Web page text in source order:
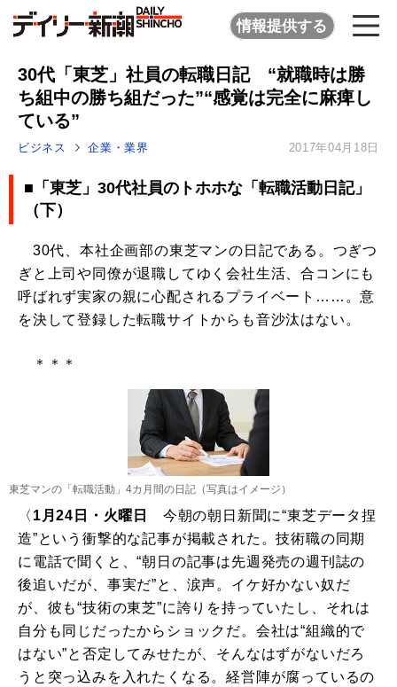
情報提供する
30代「東芝」社員の転職日記 “就職時は勝
ち組中の勝ち組だった”“感覚は完全に麻痺し
ている”
ビジネス 企業・業界 2017年04月18日
■「東芝」30代社員のトホホな「転職活動日記」
（下）
30代、本社企画部の東芝マンの日記である。つぎつ
ぎと上司や同僚が退職してゆく会社生活、合コンにも
呼ばれず実家の親に心配されるプライベート……。意
を決して登録した転職サイトからも音沙汰はない。
＊＊＊
東芝マンの「転職活動」4カ月間の日記（写真はイメージ）
〈 1月24日・火曜日
今朝の朝日新聞に“東芝データ捏
造”という衝撃的な記事が掲載された。技術職の同期
に電話で聞くと、“朝日の記事は先週発売の週刊誌の
後追いだが、事実だ”と、涙声。イケ好かない奴だ
が、彼も“技術の東芝”に誇りを持っていたし、それは
自分も同じだったからショックだ。会社は“組織的で
はない”と否定してみせたが、そんなはずがないだろ
うと突っ込みを入れたくなる。経営陣が腐っているの